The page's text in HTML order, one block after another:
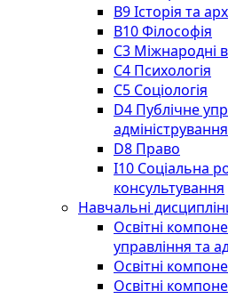
B9 Історія та
B10 Філософія
C3 Міжнародні
C4 Психологія
С5 Соціологія
D4 Публічне
адміністрування
D8 Право
I10 Соціальна
консультування
Навчальні
Освітні
управління та
Освітні
Освітні